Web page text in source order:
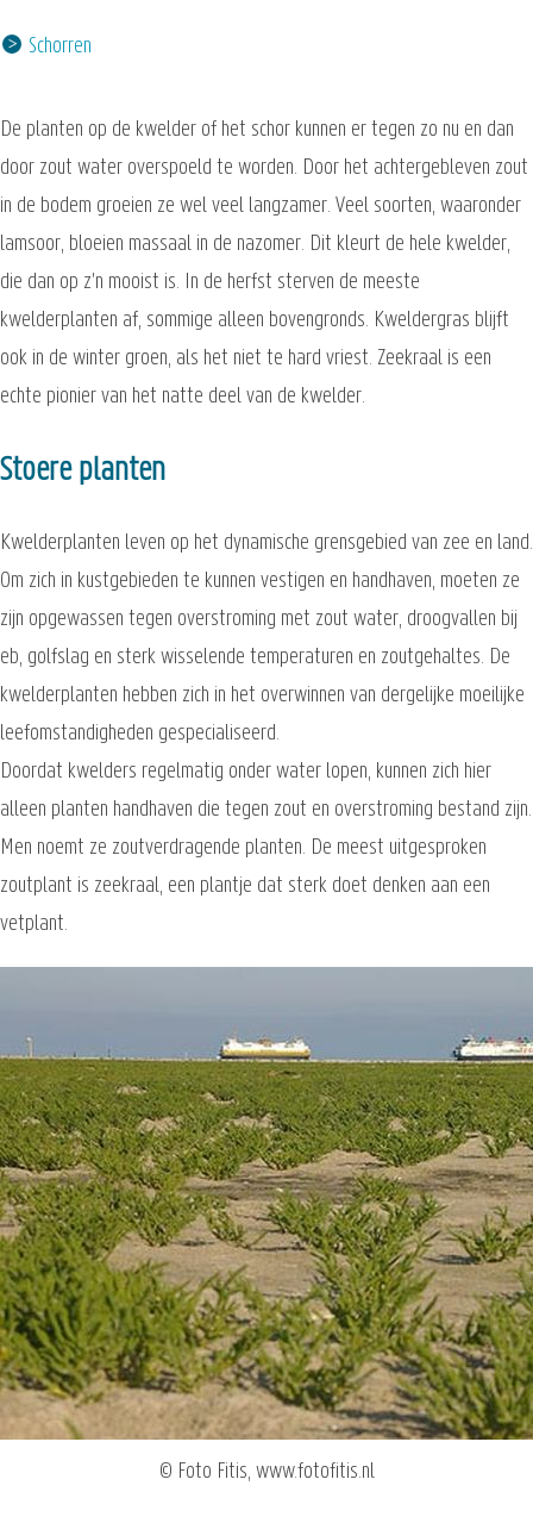
Schorren
De planten op de kwelder of het schor kunnen er tegen zo nu en dan
door zout water overspoeld te worden. Door het achtergebleven zout
in de bodem groeien ze wel veel langzamer. Veel soorten, waaronder
lamsoor, bloeien massaal in de nazomer. Dit kleurt de hele kwelder,
die dan op z'n mooist is. In de herfst sterven de meeste
kwelderplanten af, sommige alleen bovengronds. Kweldergras blijft
ook in de winter groen, als het niet te hard vriest. Zeekraal is een
echte pionier van het natte deel van de kwelder.
Stoere planten
Kwelderplanten leven op het dynamische grensgebied van zee en land.
Om zich in kustgebieden te kunnen vestigen en handhaven, moeten ze
zijn opgewassen tegen overstroming met zout water, droogvallen bij
eb, golfslag en sterk wisselende temperaturen en zoutgehaltes. De
kwelderplanten hebben zich in het overwinnen van dergelijke moeilijke
leefomstandigheden gespecialiseerd.
Doordat kwelders regelmatig onder water lopen, kunnen zich hier
alleen planten handhaven die tegen zout en overstroming bestand zijn.
Men noemt ze zoutverdragende planten. De meest uitgesproken
zoutplant is zeekraal, een plantje dat sterk doet denken aan een
vetplant.
© Foto Fitis, www.fotofitis.nl